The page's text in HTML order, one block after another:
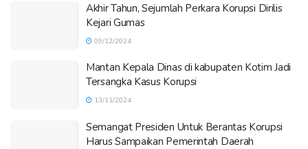
Akhir Tahun, Sejumlah Perkara Korupsi Dirilis
Kejari Gumas
09/12/2024
Mantan Kepala Dinas di kabupaten Kotim Jadi
Tersangka Kasus Korupsi
13/11/2024
Semangat Presiden Untuk Berantas Korupsi
Harus Sampaikan Pemerintah Daerah